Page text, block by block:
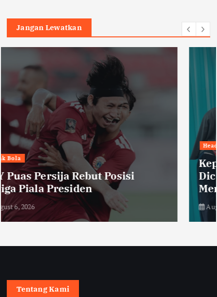
Jangan Lewatkan
Headline Humaniora
Kepala SPPG Jayapura Resmi
Dicopot usai Insiden Keracunan
Menu MBG
August 6, 2026
Tentang Kami